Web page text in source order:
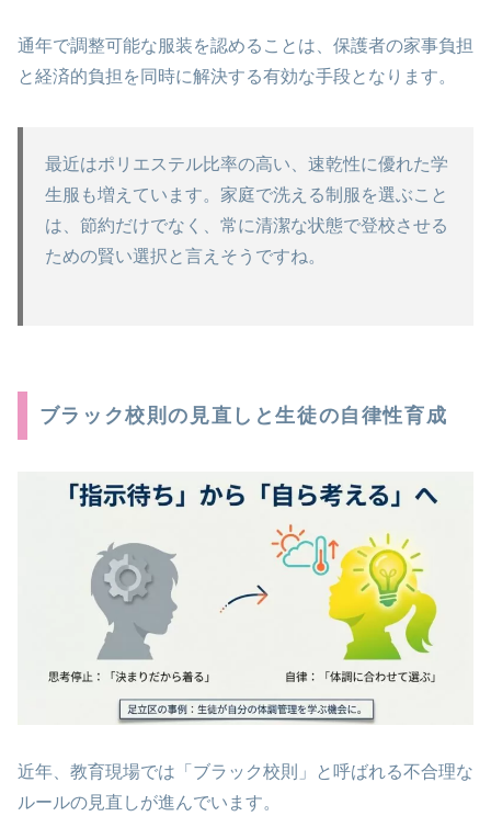
通年で調整可能な服装を認めることは、保護者の家事負担
と経済的負担を同時に解決する有効な手段となります。
最近はポリエステル比率の高い、速乾性に優れた学
生服も増えています。家庭で洗える制服を選ぶこと
は、節約だけでなく、常に清潔な状態で登校させる
ための賢い選択と言えそうですね。
ブラック校則の見直しと生徒の自律性育成
近年、教育現場では「ブラック校則」と呼ばれる不合理な
ルールの見直しが進んでいます。